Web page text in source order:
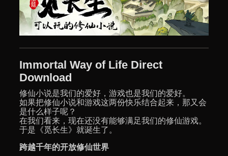
Immortal Way of Life Direct
Download
修仙小说是我们的爱好，游戏也是我们的爱好。
如果把修仙小说和游戏这两份快乐结合起来，那又会
是什么样子呢？
在我们看来，现在还没有能够满足我们的修仙游戏。
于是《觅长生》就诞生了。
跨越千年的开放修仙世界